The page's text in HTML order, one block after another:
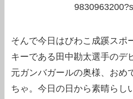
そんで今日はびわこ成蹊スポ
キーである田中勘太選手のデ
元ガンバガールの奥様、おめ
ちゃ。今日の日から素晴らし